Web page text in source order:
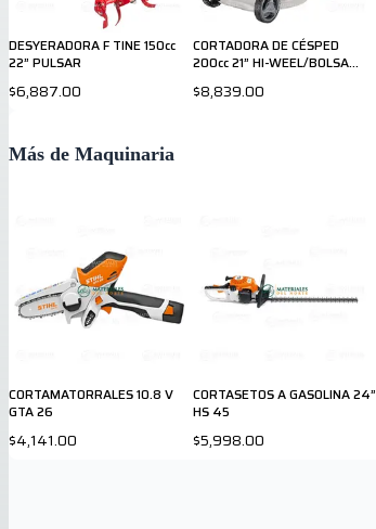
DESYERADORA F TINE 150cc
22” PULSAR
$6,887.00
CORTADORA DE CÉSPED
200cc 21” HI-WEEL/BOLSA
$8,839.00
Más de Maquinaria
CORTAMATORRALES 10.8 V
GTA 26
$4,141.00
CORTASETOS A GASOLINA 24”
HS 45
$5,998.00